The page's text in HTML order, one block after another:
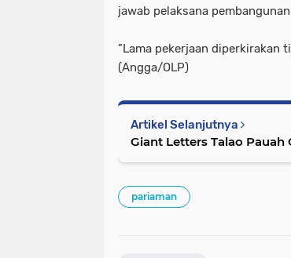
jawab pelaksana
"Lama pekerjaan diperkirakan
(Angga/OLP)
Artikel Selanjutnya
Giant Letters Talao
pariaman